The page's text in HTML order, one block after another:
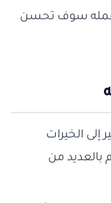
عمله سوف تحسن
إلى الخيرات
بالعديد من